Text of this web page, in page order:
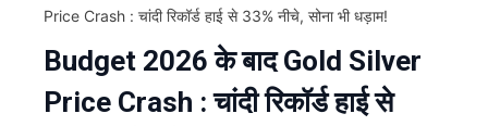
Price Crash : चांदी रिकॉर्ड हाई से 33% नीचे, सोना भी धड़ाम!
Budget 2026 के बाद Gold Silver
Price Crash : चांदी रिकॉर्ड हाई से